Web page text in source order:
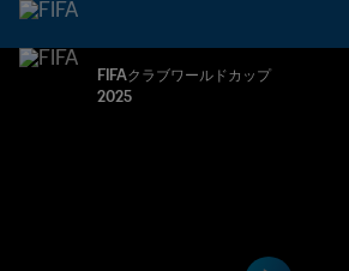
FIFAクラブワールドカップ
2025